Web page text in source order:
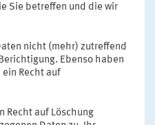
Sie betreffen und die wir
nicht (mehr) zutreffend
Ebenso haben
Recht auf
Recht auf Löschung